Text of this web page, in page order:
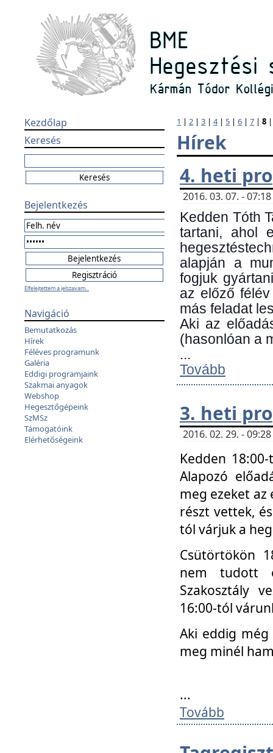
Kezdőlap
Keresés
Bejelentkezés
Elfelejtettem a jelszavam...
Navigáció
Bemutatkozás
Hírek
Féléves programunk
Galéria
Eddigi programjaink
Szakmai anyagok
Webshop
Hegesztőgépeink
SzMSz
Támogatóink
Elérhetőségeink
1 | 2 | 3 | 4| 5 | 6 | 7 | 8
Hírek
4. heti
2016. 03. 07. -
Kedden Tóth
tartani, ahol
alapján a
fogjuk
az előző
más feladat
Aki az
(hasonlóan a
...
Tovább
3. heti
2016. 02. 29. -
Kedden
Alapozó
meg ezeket
részt vettek,
tól várjuk a
Csütörtökön
nem tudott
Szakosztály
16:00-tól
Aki eddig
meg minél
...
Tovább